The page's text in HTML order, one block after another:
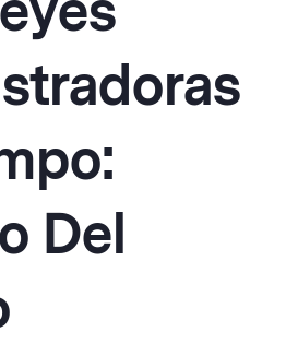
Del